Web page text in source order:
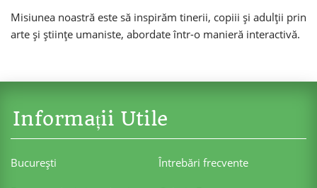
Misiunea noastră este să inspirăm tinerii, copiii și adulții prin
arte și științe umaniste, abordate într-o manieră interactivă.
Informații Utile
Bucureşti Întrebări frecvente